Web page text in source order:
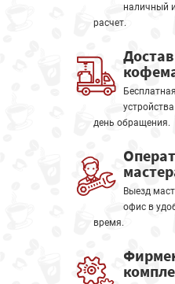
наличный
расчет.
день обращения.
Выезд
офис в
время.